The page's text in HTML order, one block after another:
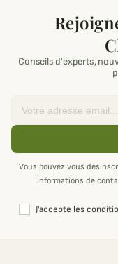
Conseils d'experts,
Vous pouvez vous
informations de
J'accepte les